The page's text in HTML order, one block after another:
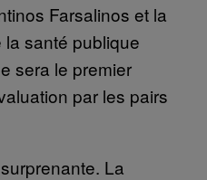
Farsalinos et la
santé publique
sera le premier
par les pairs
La